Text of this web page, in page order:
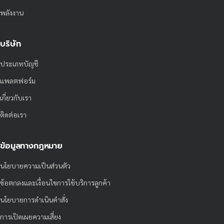
พลังงาน
บริษัท
ประเภทบัญชี
แพลตฟอร์ม
เกี่ยวกับเรา
ติดต่อเรา
ข้อมูลทางกฎหมาย
นโยบายความเป็นส่วนตัว
ข้อตกลงและเงื่อนไขการใช้บริการลูกค้า
นโยบายการดำเนินคำสั่ง
การเปิดเผยความเสี่ยง